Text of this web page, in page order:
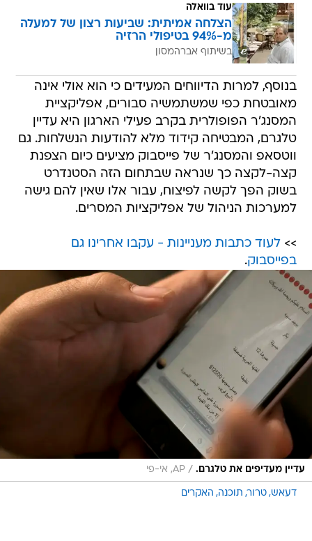
עוד בוואלה
הצלחה אמיתית: שביעות רצון של למעלה
מ-94% בטיפולי הרזיה
בשיתוף אברהמסון
בנוסף, למרות הדיווחים המעידים כי הוא אולי אינה
מאובטחת כפי שמשתמשיה סבורים, אפליקציית
המסנג'ר הפופולרית בקרב פעילי הארגון היא עדיין
טלגרם, המבטיחה קידוד מלא להודעות הנשלחות. גם
ווטסאפ והמסנג'ר של פייסבוק מציעים כיום הצפנת
קצה-לקצה כך שנראה שבתחום הזה הסטנדרט
בשוק הפך לקשה לפיצוח, עבור אלו שאין להם גישה
למערכות הניהול של אפליקציות המסרים.
>>לעוד כתבות מעניינות - עקבו אחרינו גם
בפייסבוק.
עדיין מעדיפים את טלגרם. / AP, אי-פי
דעאש טרור תוכנה האקרים